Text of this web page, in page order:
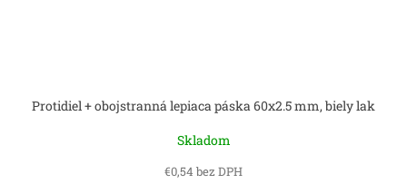
Protidiel + obojstranná lepiaca páska 60x2.5 mm, biely lak
Skladom
€0,54 bez DPH